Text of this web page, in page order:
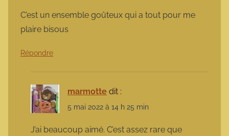
C’est un ensemble goûteux qui a tout pour me
plaire bisous
Répondre
marmotte dit :
5 mai 2022 à 14 h 25 min
J’ai beaucoup aimé. C’est assez rare que